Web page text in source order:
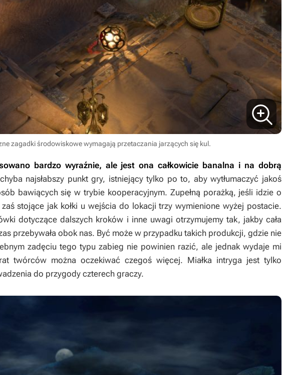
zagadki środowiskowe wymagają przetaczania jarzących się kul.
bardzo wyraźnie, ale jest ona całkowicie banalna i na dobrą
najsłabszy punkt gry, istniejący tylko po to, aby wytłumaczyć jakoś
bawiących się w trybie kooperacyjnym. Zupełną porażką, jeśli idzie o
stojące jak kołki u wejścia do lokacji trzy wymienione wyżej postacie.
dotyczące dalszych kroków i inne uwagi otrzymujemy tak, jakby cała
przebywała obok nas. Być może w przypadku takich produkcji, gdzie nie
zadęciu tego typu zabieg nie powinien razić, ale jednak wydaje mi
twórców można oczekiwać czegoś więcej. Miałka intryga jest tylko
do przygody czterech graczy.